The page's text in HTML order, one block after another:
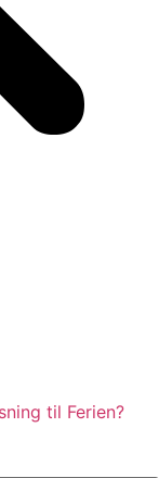
til Ferien?